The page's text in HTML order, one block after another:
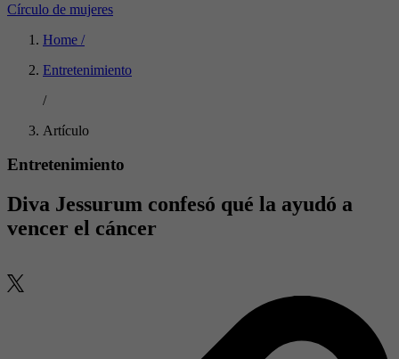
Círculo de mujeres
Home /
Entretenimiento
/
Artículo
Entretenimiento
Diva Jessurum confesó qué la ayudó a
vencer el cáncer